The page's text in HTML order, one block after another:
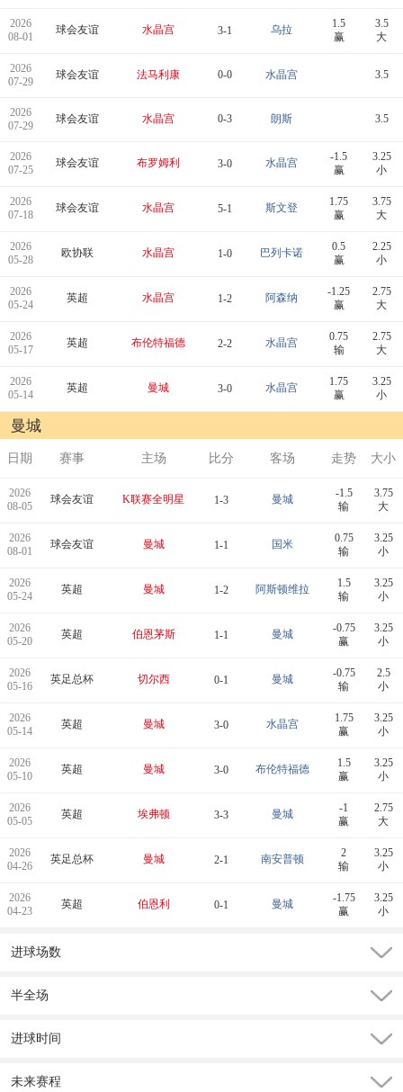
2026
08-01
球会友谊 水晶宫 3-1 乌拉
1.5
赢
3.5
大
2026
07-29
球会友谊 法马利康 0-0 水晶宫 3.5
2026
07-29
球会友谊 水晶宫 0-3 朗斯 3.5
2026
07-25
球会友谊 布罗姆利 3-0 水晶宫
-1.5
赢
3.25
小
2026
07-18
球会友谊 水晶宫 5-1 斯文登
1.75
赢
3.75
大
2026
05-28
欧协联 水晶宫 1-0 巴列卡诺
0.5
赢
2.25
小
2026
05-24
英超 水晶宫 1-2 阿森纳
-1.25
赢
2.75
大
2026
05-17
英超 布伦特福德 2-2 水晶宫
0.75
输
2.75
大
2026
05-14
英超 曼城 3-0 水晶宫
1.75
赢
3.25
小
曼城
日期 赛事 主场 比分 客场 走势 大小
2026
08-05
球会友谊 K联赛全明星 1-3 曼城
-1.5
输
3.75
大
2026
08-01
球会友谊 曼城 1-1 国米
0.75
输
3.25
小
2026
05-24
英超 曼城 1-2 阿斯顿维拉
1.5
输
3.25
小
2026
05-20
英超 伯恩茅斯 1-1 曼城
-0.75
赢
3.25
小
2026
05-16
英足总杯 切尔西 0-1 曼城
-0.75
输
2.5
小
2026
05-14
英超 曼城 3-0 水晶宫
1.75
赢
3.25
小
2026
05-10
英超 曼城 3-0 布伦特福德
1.5
赢
3.25
小
2026
05-05
英超 埃弗顿 3-3 曼城
-1
赢
2.75
大
2026
04-26
英足总杯 曼城 2-1 南安普顿
2
输
3.25
小
2026
04-23
英超 伯恩利 0-1 曼城
-1.75
赢
3.25
小
进球场数
半全场
进球时间
未来赛程